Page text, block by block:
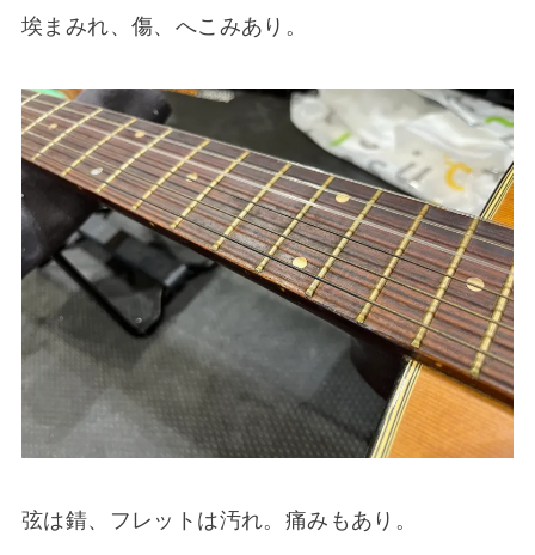
埃まみれ、傷、へこみあり。
弦は錆、フレットは汚れ。痛みもあり。